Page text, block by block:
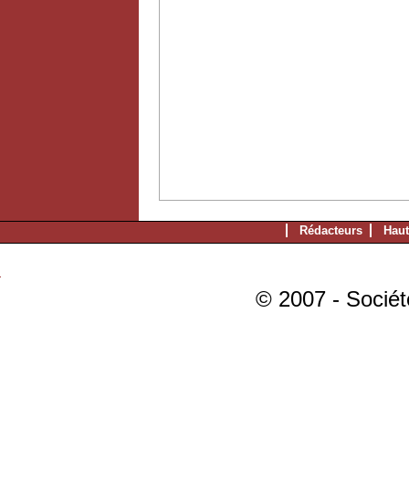
Rédacteurs
© 2007 -